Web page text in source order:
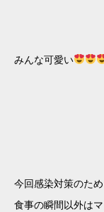
みんな可愛い
今回感染対策のた
食事の瞬間以外は